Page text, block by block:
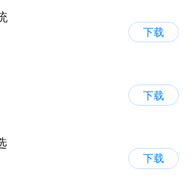
下载
下载
下载